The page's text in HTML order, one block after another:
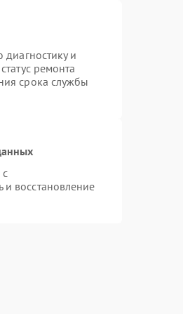
и
ремонта
срока службы
восстановление